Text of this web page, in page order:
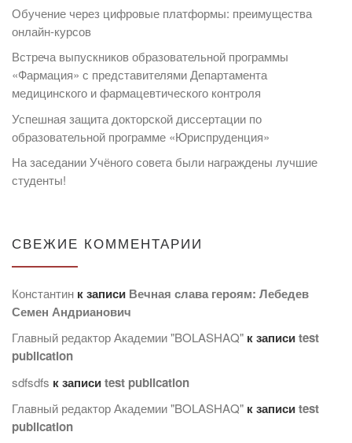
Обучение через цифровые платформы: преимущества
онлайн-курсов
Встреча выпускников образовательной программы
«Фармация» с представителями Департамента
медицинского и фармацевтического контроля
Успешная защита докторской диссертации по
образовательной программе «Юриспруденция»
На заседании Учёного совета были награждены лучшие
студенты!
СВЕЖИЕ КОММЕНТАРИИ
Константин к записи Вечная слава героям: Лебедев
Семен Андрианович
Главный редактор Академии "BOLASHAQ" к записиtest
publication
sdfsdfs к записиtest publication
Главный редактор Академии "BOLASHAQ" к записиtest
publication